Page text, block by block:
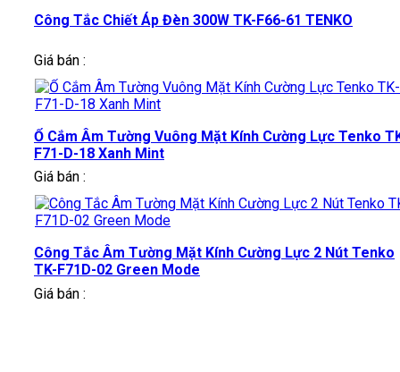
Công Tắc Chiết Áp Đèn 300W TK-F66-61 TENKO
Giá bán :
Ổ Cắm Âm Tường Vuông Mặt Kính Cường Lực Tenko
F71-D-18 Xanh Mint
Giá bán :
Công Tắc Âm Tường Mặt Kính Cường Lực 2 Nút Tenko
TK-F71D-02 Green Mode
Giá bán :